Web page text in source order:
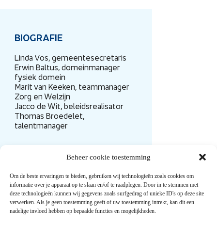
Beheer cookie toestemming
Om de beste ervaringen te bieden, gebruiken wij technologieën zoals cookies om
informatie over je apparaat op te slaan en/of te raadplegen. Door in te stemmen met
deze technologieën kunnen wij gegevens zoals surfgedrag of unieke ID's op deze site
verwerken. Als je geen toestemming geeft of uw toestemming intrekt, kan dit een
nadelige invloed hebben op bepaalde functies en mogelijkheden.
BIOGRAFIE
Linda Vos, gemeentesecretaris
Erwin Baltus, domeinmanager
fysiek domein
Marit van Keeken, teammanager
Zorg en Welzijn
Jacco de Wit, beleidsrealisator
Thomas Broedelet,
talentmanager
Snel naar